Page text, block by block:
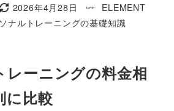
更新日
2026年4月28日
者
ELEMENT
ナルトレーニングの基礎知識
レーニングの料金相
に比較